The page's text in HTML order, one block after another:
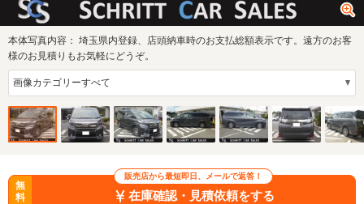
本体写真内容： 埼玉県内登録、店頭納車時のお支払総額表示です。遠方のお客
様のお見積りもお気軽にどうぞ。
販売店から最短即日、メールで返答！
無
料
在庫確認・見積依頼をする